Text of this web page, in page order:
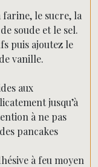
le sucre, la
soude et le sel.
puis ajoutez le
vanille.
aux
jusqu’à
à ne pas
pancakes
à feu moyen